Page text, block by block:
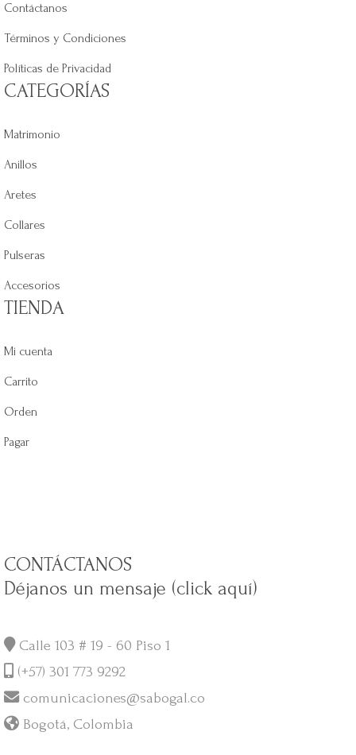
Contáctanos
Términos y Condiciones
Políticas de Privacidad
CATEGORÍAS
Matrimonio
Anillos
Aretes
Collares
Pulseras
Accesorios
TIENDA
Mi cuenta
Carrito
Orden
Pagar
CONTÁCTANOS
Déjanos un mensaje (click aquí)
Calle 103 # 19 - 60 Piso 1
(+57) 301 773 9292
comunicaciones@sabogal.co
Bogotá, Colombia